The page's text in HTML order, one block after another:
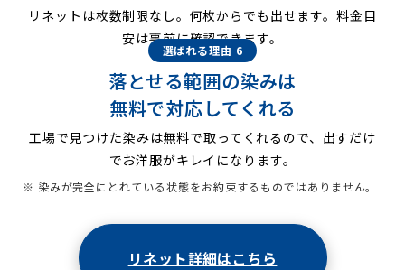
リネットは枚数制限なし。何枚からでも出せます。料金目
安は事前に確認できます。
選ばれる理由 6
落とせる範囲の染みは
無料で対応してくれる
工場で見つけた染みは無料で取ってくれるので、出すだけ
でお洋服がキレイになります。
※ 染みが完全にとれている状態をお約束するものではありません。
リネット詳細はこちら